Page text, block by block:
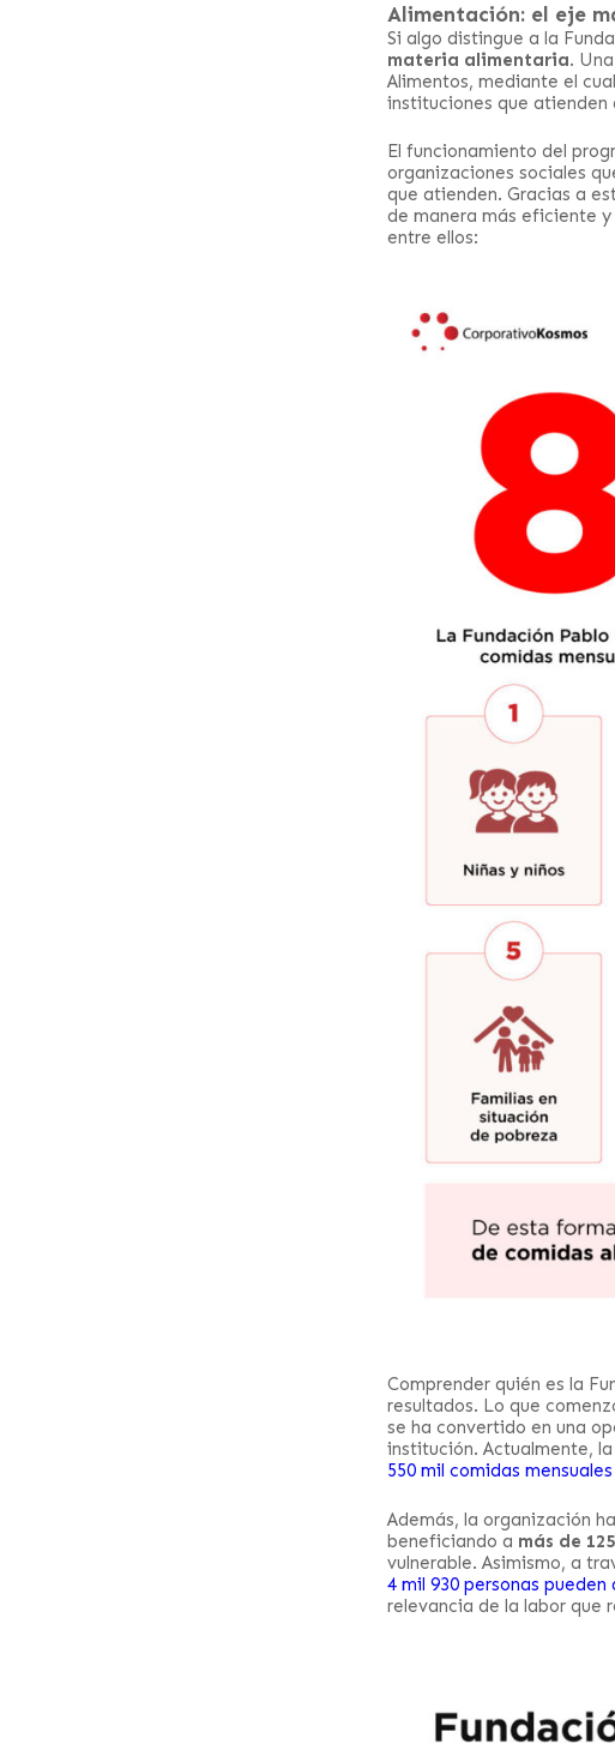
Alimentación: el eje
Si algo distingue a la
materia alimentaria.
Alimentos, mediante el
instituciones que atienden
El funcionamiento del
organizaciones sociales
que atienden. Gracias a
de manera más eficiente
entre ellos:
Comprender quién es la
resultados. Lo que
se ha convertido en una
institución. Actualmente,
550 mil comidas
Además, la organización
beneficiando a más de
vulnerable. Asimismo, a
4 mil 930 personas
relevancia de la labor que